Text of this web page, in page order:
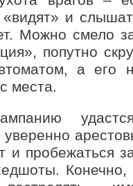
и
Можно смело
попутно
а его
места.
и пробежаться